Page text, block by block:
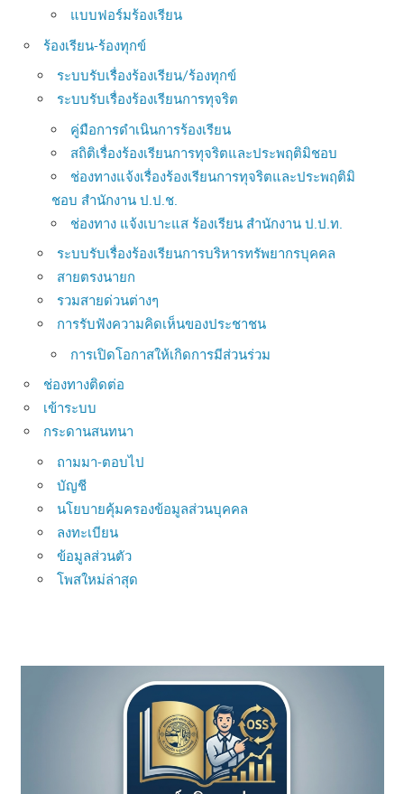
แบบฟอร์มร้องเรียน
ร้องเรียน-ร้องทุกข์
ระบบรับเรื่องร้องเรียน/ร้องทุกข์
ระบบรับเรื่องร้องเรียนการทุจริต
คู่มือการดำเนินการร้องเรียน
สถิติเรื่องร้องเรียนการทุจริตและประพฤติมิชอบ
ช่องทางแจ้งเรื่องร้องเรียนการทุจริตและประพฤติมิ
ชอบ สำนักงาน ป.ป.ช.
ช่องทาง แจ้งเบาะแส ร้องเรียน สำนักงาน ป.ป.ท.
ระบบรับเรื่องร้องเรียนการบริหารทรัพยากรบุคคล
สายตรงนายก
รวมสายด่วนต่างๆ
การรับฟังความคิดเห็นของประชาชน
การเปิดโอกาสให้เกิดการมีส่วนร่วม
ช่องทางติดต่อ
เข้าระบบ
กระดานสนทนา
ถามมา-ตอบไป
บัญชี
นโยบายคุ้มครองข้อมูลส่วนบุคคล
ลงทะเบียน
ข้อมูลส่วนตัว
โพสใหม่ล่าสุด